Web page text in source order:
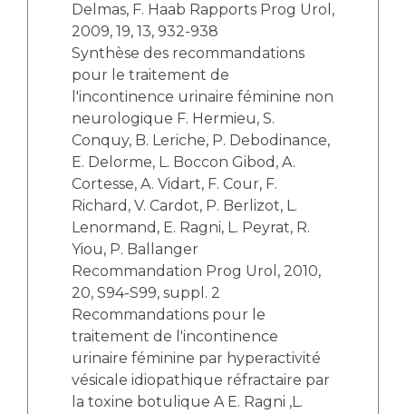
Delmas, F. Haab Rapports Prog Urol,
2009, 19, 13, 932-938
Synthèse des recommandations
pour le traitement de
l'incontinence urinaire féminine non
neurologique F. Hermieu, S.
Conquy, B. Leriche, P. Debodinance,
E. Delorme, L. Boccon Gibod, A.
Cortesse, A. Vidart, F. Cour, F.
Richard, V. Cardot, P. Berlizot, L.
Lenormand, E. Ragni, L. Peyrat, R.
Yiou, P. Ballanger
Recommandation Prog Urol, 2010,
20, S94-S99, suppl. 2
Recommandations pour le
traitement de l'incontinence
urinaire féminine par hyperactivité
vésicale idiopathique réfractaire par
la toxine botulique A E. Ragni ,L.